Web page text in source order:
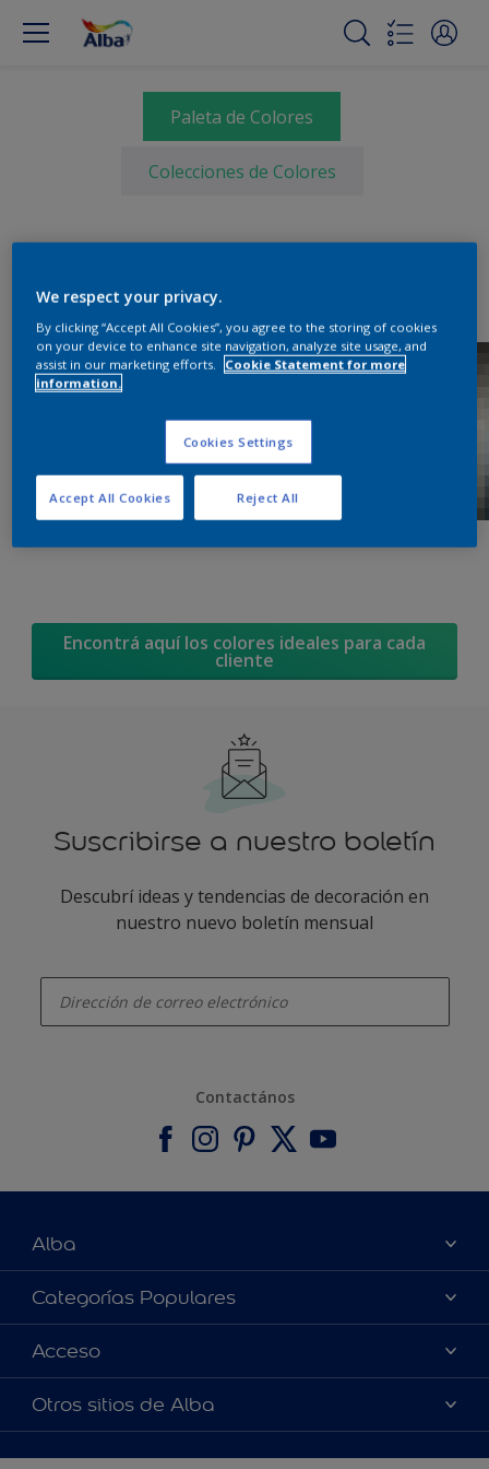
Paleta de Colores
Colecciones de Colores
Encontrá aquí los colores ideales para cada
cliente
Suscribirse a nuestro boletín
Descubrí ideas y tendencias de decoración en
nuestro nuevo boletín mensual
Contactános
Alba
Acerca de nosotros
Contactános
Encontrár una pinturería
Categorías Populares
Colores
Productos
Inspiraciones
Acceso
Accesibilidad
Precisión del color
Otros sitios de Alba
We respect your privacy.
By clicking “Accept All Cookies”, you agree to the storing of cookies
on your device to enhance site navigation, analyze site usage, and
assist in our marketing efforts.
Cookie Statement for more
information.
Cookies Settings
Reject All
Accept All Cookies